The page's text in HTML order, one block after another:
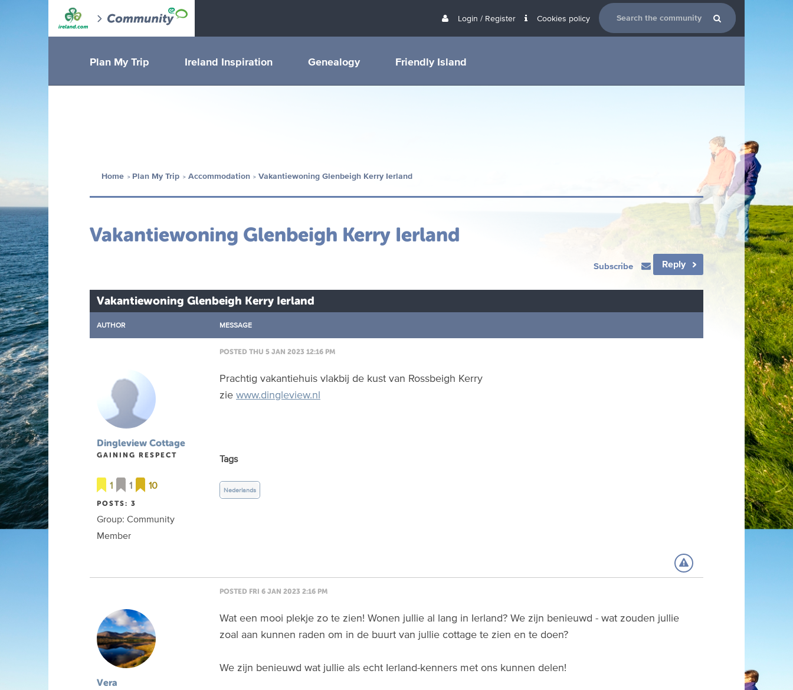
Login / Register Cookies policy
Plan My Trip Ireland Inspiration Genealogy Friendly Island
Home Plan My Trip Accommodation Vakantiewoning Glenbeigh Kerry Ierland
Vakantiewoning Glenbeigh Kerry Ierland
Subscribe Reply
Vakantiewoning Glenbeigh Kerry Ierland
AUTHOR MESSAGE
POSTED THU 5 JAN 2023 12:16 PM
Dingleview Cottage
GAINING RESPECT
1 1 10
POSTS: 3
Group: Community
Member
Prachtig vakantiehuis vlakbij de kust van Rossbeigh Kerry
ziewww.dingleview.nl
Tags
Nederlands
POSTED FRI 6 JAN 2023 2:16 PM
Vera
Wat een mooi plekje zo te zien! Wonen jullie al lang in Ierland? We zijn benieuwd - wat zouden jullie
zoal aan kunnen raden om in de buurt van jullie cottage te zien en te doen?
We zijn benieuwd wat jullie als echt Ierland-kenners met ons kunnen delen!